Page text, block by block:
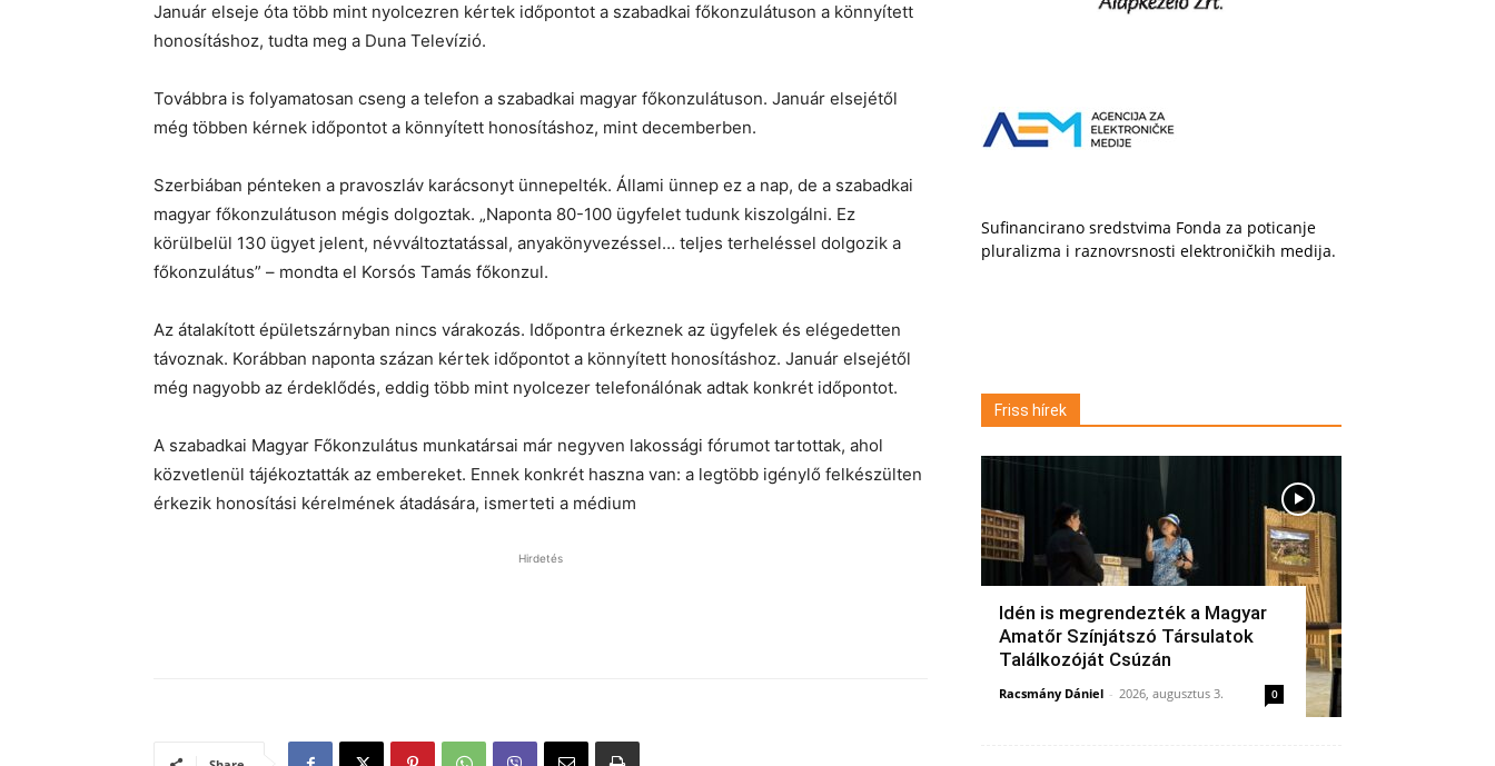
Január elseje óta több mint nyolcezren kértek időpontot a szabadkai főkonzulátuson a könnyített
honosításhoz, tudta meg a Duna Televízió.
Továbbra is folyamatosan cseng a telefon a szabadkai magyar főkonzulátuson. Január elsejétől
még többen kérnek időpontot a könnyített honosításhoz, mint decemberben.
Szerbiában pénteken a pravoszláv karácsonyt ünnepelték. Állami ünnep ez a nap, de a szabadkai
magyar főkonzulátuson mégis dolgoztak. „Naponta 80-100 ügyfelet tudunk kiszolgálni. Ez
körülbelül 130 ügyet jelent, névváltoztatással, anyakönyvezéssel… teljes terheléssel dolgozik a
főkonzulátus” – mondta el Korsós Tamás főkonzul.
Az átalakított épületszárnyban nincs várakozás. Időpontra érkeznek az ügyfelek és elégedetten
távoznak. Korábban naponta százan kértek időpontot a könnyített honosításhoz. Január elsejétől
még nagyobb az érdeklődés, eddig több mint nyolcezer telefonálónak adtak konkrét időpontot.
A szabadkai Magyar Főkonzulátus munkatársai már negyven lakossági fórumot tartottak, ahol
közvetlenül tájékoztatták az embereket. Ennek konkrét haszna van: a legtöbb igénylő felkészülten
érkezik honosítási kérelmének átadására, ismerteti a médium
Hirdetés
Sufinancirano sredstvima Fonda za poticanje
pluralizma i raznovrsnosti elektroničkih medija.
Friss hírek
Idén is megrendezték a Magyar
Amatőr Színjátszó Társulatok
Találkozóját Csúzán
Racsmány Dániel - 2026, augusztus 3. 0